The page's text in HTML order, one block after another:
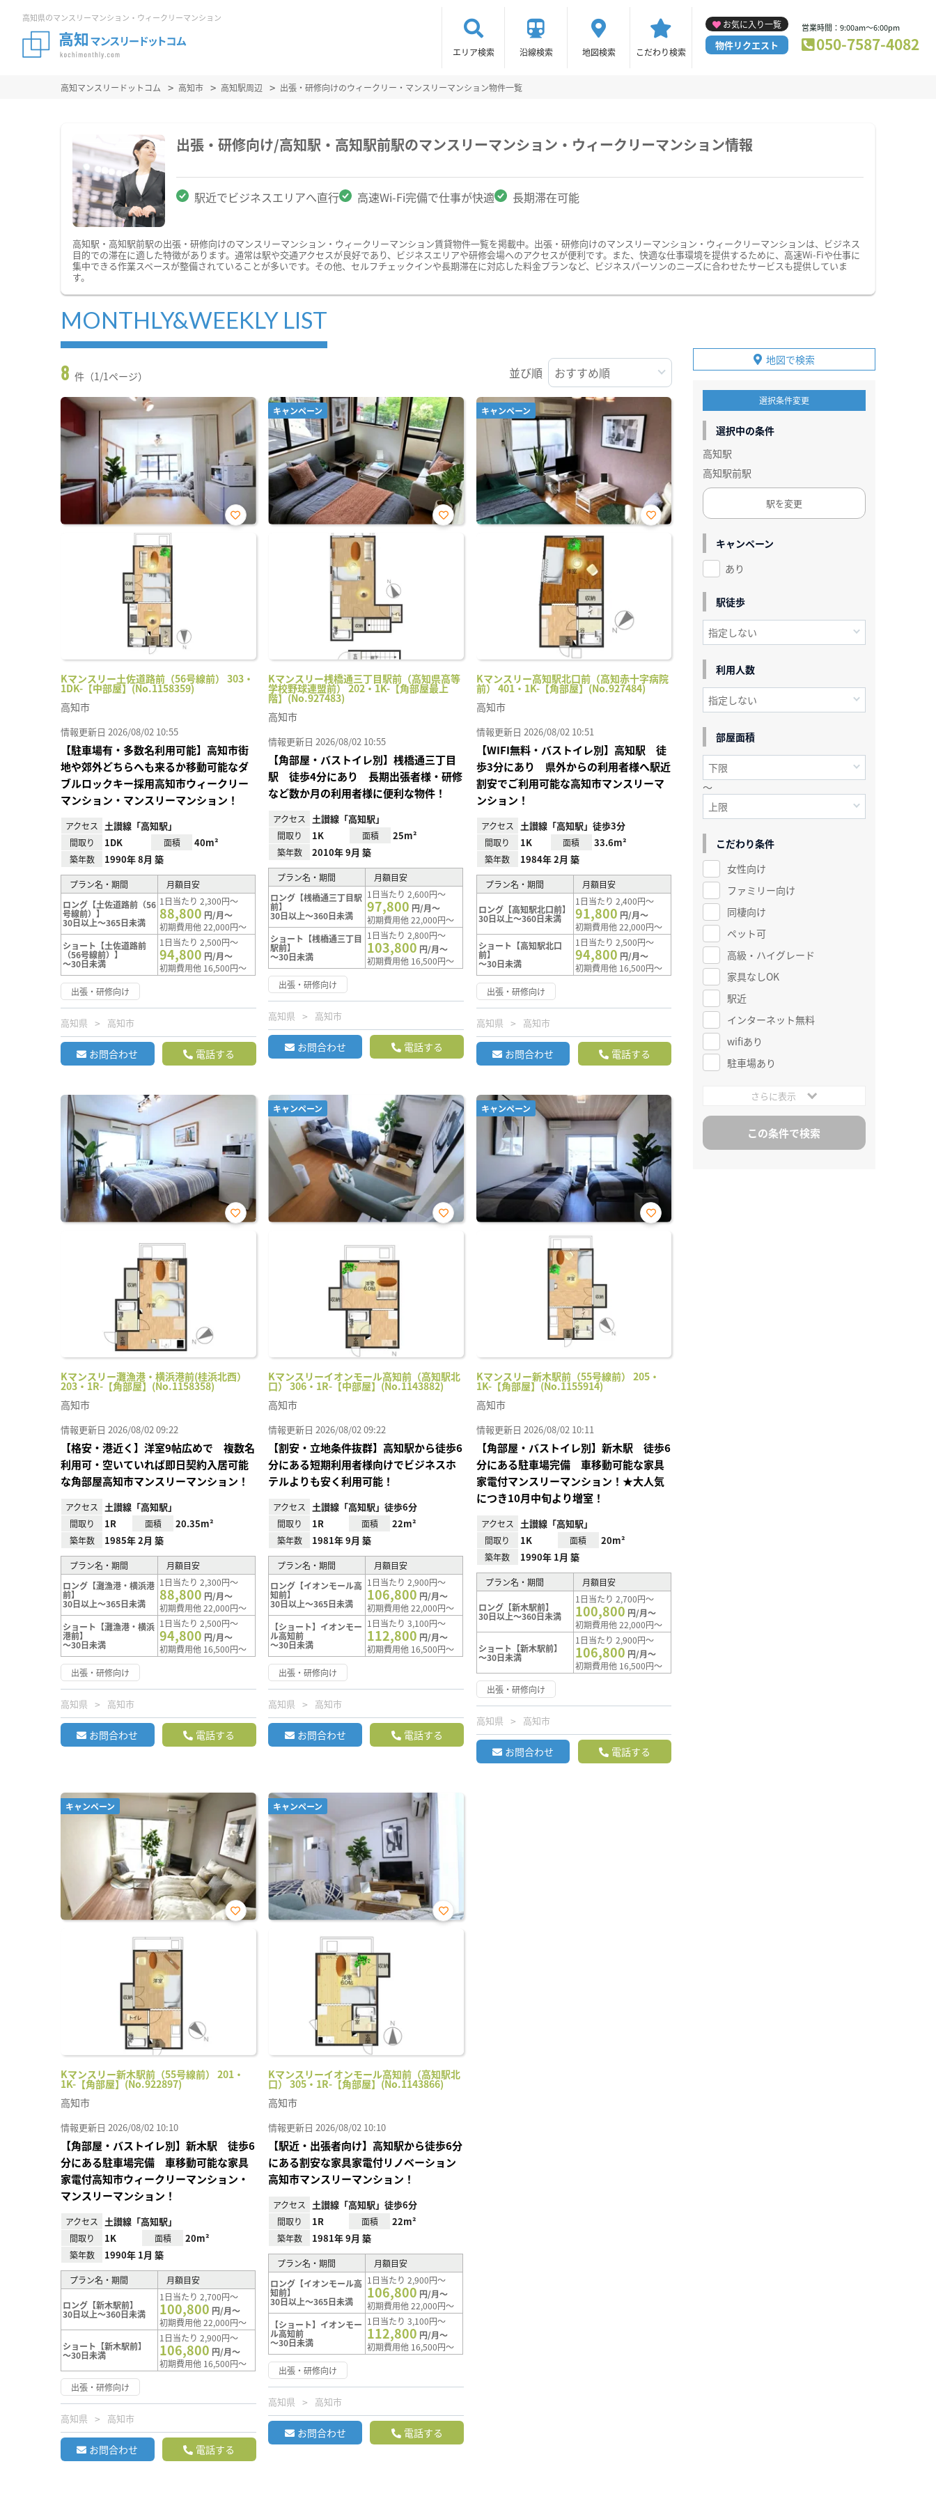
高知県のマンスリーマンション・ウィークリーマンション
エリア検索 沿線検索 地図検索 こだわり検索
お気に入り一覧
物件リクエスト
営業時間：9:00am～6:00pm
050-7587-4082
高知マンスリードットコム 高知市 高知駅周辺 出張・研修向けのウィークリー・マンスリーマンション物件一覧
出張・研修向け/高知駅・高知駅前駅のマンスリーマンション・ウィークリーマンション情報
駅近でビジネスエリアへ直行 高速Wi-Fi完備で仕事が快適 長期滞在可能
高知駅・高知駅前駅の出張・研修向けのマンスリーマンション・ウィークリーマンション賃貸物件一覧を掲載中。出張・研修向けのマンスリーマンション・ウィークリーマンションは、ビジネス
目的での滞在に適した特徴があります。通常は駅や交通アクセスが良好であり、ビジネスエリアや研修会場へのアクセスが便利です。また、快適な仕事環境を提供するために、高速Wi-Fiや仕事に
集中できる作業スペースが整備されていることが多いです。その他、セルフチェックインや長期滞在に対応した料金プランなど、ビジネスパーソンのニーズに合わせたサービスも提供していま
す。
MONTHLY&WEEKLY LIST
8 件（1/1ページ） 並び順
Kマンスリー土佐道路前（56号線前） 303・
1DK-【中部屋】(No.1158359)
お気
高知市
情報更新日 2026/08/02 10:55
【駐車場有・多数名利用可能】高知市街
地や郊外どちらへも来るか移動可能なダ
ブルロックキー採用高知市ウィークリー
マンション・マンスリーマンション！
アクセス 土讃線「高知駅」
間取り 1DK 面積 40m²
築年数 1990年 8月 築
プラン名・期間
月額目安
ロング【土佐道路前（56
号線前）】
30日以上～365日未満
1日当たり 2,300円～
88,800 円/月～
初期費用他 22,000円～
ショート【土佐道路前
（56号線前）】
～30日未満
1日当たり 2,500円～
94,800 円/月～
初期費用他 16,500円～
出張・研修向け
高知県 高知市
お問合わせ 電話する
キャンペーン
Kマンスリー桟橋通三丁目駅前（高知県高等
学校野球連盟前） 202・1K-【角部屋最上
階】(No.927483)
お気
高知市
情報更新日 2026/08/02 10:55
【角部屋・バストイレ別】桟橋通三丁目
駅 徒歩4分にあり 長期出張者様・研修
など数か月の利用者様に便利な物件！
アクセス 土讃線「高知駅」
間取り 1K 面積 25m²
築年数 2010年 9月 築
プラン名・期間
月額目安
ロング【桟橋通三丁目駅
前】
30日以上～360日未満
1日当たり 2,600円～
97,800 円/月～
初期費用他 22,000円～
ショート【桟橋通三丁目
駅前】
～30日未満
1日当たり 2,800円～
103,800 円/月～
初期費用他 16,500円～
出張・研修向け
高知県 高知市
お問合わせ 電話する
キャンペーン
Kマンスリー高知駅北口前（高知赤十字病院
前） 401・1K-【角部屋】(No.927484)
お気
高知市
情報更新日 2026/08/02 10:51
【WIFI無料・バストイレ別】高知駅 徒
歩3分にあり 県外からの利用者様へ駅近
割安でご利用可能な高知市マンスリーマ
ンション！
アクセス 土讃線「高知駅」徒歩3分
間取り 1K 面積 33.6m²
築年数 1984年 2月 築
プラン名・期間 月額目安
ロング【高知駅北口前】
30日以上～360日未満
1日当たり 2,400円～
91,800 円/月～
初期費用他 22,000円～
ショート【高知駅北口
前】
～30日未満
1日当たり 2,500円～
94,800 円/月～
初期費用他 16,500円～
出張・研修向け
高知県 高知市
お問合わせ 電話する
Kマンスリー灘漁港・横浜港前(桂浜北西）
203・1R-【角部屋】(No.1158358)
お気
高知市
情報更新日 2026/08/02 09:22
【格安・港近く】洋室9帖広めで 複数名
利用可・空いていれば即日契約入居可能
な角部屋高知市マンスリーマンション！
アクセス 土讃線「高知駅」
間取り 1R 面積 20.35m²
築年数 1985年 2月 築
プラン名・期間
月額目安
ロング【灘漁港・横浜港
前】
30日以上～365日未満
1日当たり 2,300円～
88,800 円/月～
初期費用他 22,000円～
ショート【灘漁港・横浜
港前】
～30日未満
1日当たり 2,500円～
94,800 円/月～
初期費用他 16,500円～
出張・研修向け
高知県 高知市
お問合わせ 電話する
キャンペーン
Kマンスリーイオンモール高知前（高知駅北
口） 306・1R-【中部屋】(No.1143882)
お気
高知市
情報更新日 2026/08/02 09:22
【割安・立地条件抜群】高知駅から徒歩6
分にある短期利用者様向けでビジネスホ
テルよりも安く利用可能！
アクセス 土讃線「高知駅」徒歩6分
間取り 1R 面積 22m²
築年数 1981年 9月 築
プラン名・期間
月額目安
ロング【イオンモール高
知前】
30日以上～365日未満
1日当たり 2,900円～
106,800 円/月～
初期費用他 22,000円～
【ショート】イオンモー
ル高知前
～30日未満
1日当たり 3,100円～
112,800 円/月～
初期費用他 16,500円～
出張・研修向け
高知県 高知市
お問合わせ 電話する
キャンペーン
Kマンスリー新木駅前（55号線前） 205・
1K-【角部屋】(No.1155914)
お気
高知市
情報更新日 2026/08/02 10:11
【角部屋・バストイレ別】新木駅 徒歩6
分にある駐車場完備 車移動可能な家具
家電付マンスリーマンション！★大人気
につき10月中旬より増室！
アクセス 土讃線「高知駅」
間取り 1K 面積 20m²
築年数 1990年 1月 築
プラン名・期間 月額目安
ロング【新木駅前】
30日以上～360日未満
1日当たり 2,700円～
100,800 円/月～
初期費用他 22,000円～
ショート【新木駅前】
～30日未満
1日当たり 2,900円～
106,800 円/月～
初期費用他 16,500円～
出張・研修向け
高知県 高知市
お問合わせ 電話する
キャンペーン
Kマンスリー新木駅前（55号線前） 201・
1K-【角部屋】(No.922897)
お気
高知市
情報更新日 2026/08/02 10:10
【角部屋・バストイレ別】新木駅 徒歩6
分にある駐車場完備 車移動可能な家具
家電付高知市ウィークリーマンション・
マンスリーマンション！
アクセス 土讃線「高知駅」
間取り 1K 面積 20m²
築年数 1990年 1月 築
プラン名・期間 月額目安
ロング【新木駅前】
30日以上～360日未満
1日当たり 2,700円～
100,800 円/月～
初期費用他 22,000円～
ショート【新木駅前】
～30日未満
1日当たり 2,900円～
106,800 円/月～
初期費用他 16,500円～
出張・研修向け
高知県 高知市
お問合わせ 電話する
キャンペーン
Kマンスリーイオンモール高知前（高知駅北
口） 305・1R-【角部屋】(No.1143866)
お気
高知市
情報更新日 2026/08/02 10:10
【駅近・出張者向け】高知駅から徒歩6分
にある割安な家具家電付リノベーション
高知市マンスリーマンション！
アクセス 土讃線「高知駅」徒歩6分
間取り 1R 面積 22m²
築年数 1981年 9月 築
プラン名・期間
月額目安
ロング【イオンモール高
知前】
30日以上～365日未満
1日当たり 2,900円～
106,800 円/月～
初期費用他 22,000円～
【ショート】イオンモー
ル高知前
～30日未満
1日当たり 3,100円～
112,800 円/月～
初期費用他 16,500円～
出張・研修向け
高知県 高知市
お問合わせ 電話する
地図で検索
選択条件変更
選択中の条件
高知駅
高知駅前駅
駅を変更
キャンペーン
あり
駅徒歩
利用人数
部屋面積
～
こだわり条件
女性向け
ファミリー向け
同棲向け
ペット可
高級・ハイグレード
家具なしOK
駅近
インターネット無料
wifiあり
駐車場あり
さらに表示